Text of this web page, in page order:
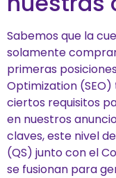
Sabemos que la
solamente
primeras
Optimization
ciertos requisitos
en nuestros
claves, este nivel
(QS) junto con el
se fusionan para